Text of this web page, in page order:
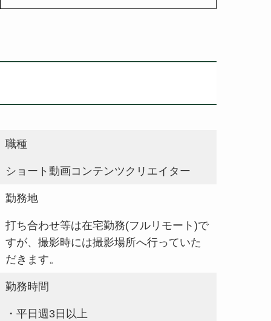
職種
ショート動画コンテンツクリエイター
勤務地
打ち合わせ等は在宅勤務(フルリモート)で
すが、撮影時には撮影場所へ行っていた
だきます。
勤務時間
・平日週3日以上